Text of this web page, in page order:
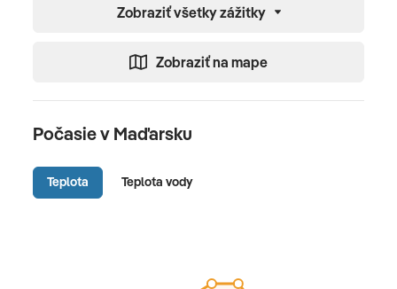
Zobraziť všetky zážitky
Zobraziť na mape
Počasie v Maďarsku
Teplota Teplota vody